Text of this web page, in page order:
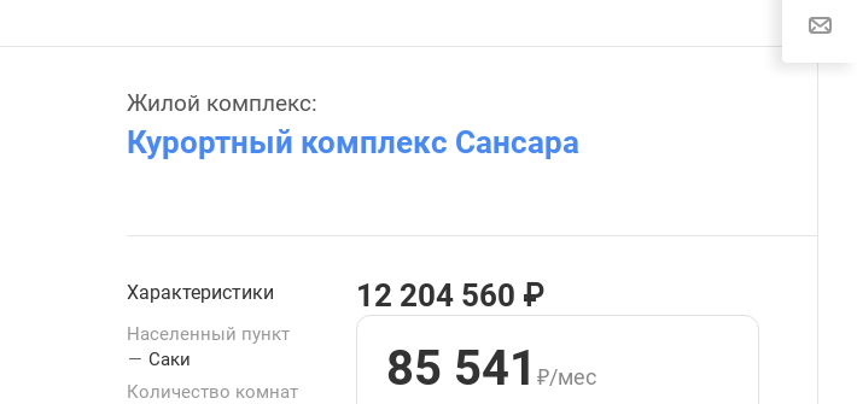
Жилой комплекс:
Курортный комплекс Сансара
Характеристики
Населенный пункт
— Саки
Количество комнат
12 204 560 ₽
85 541 ₽/мес